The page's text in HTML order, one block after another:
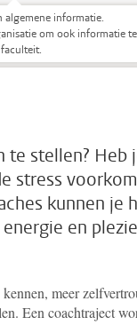
algemene informatie.
om ook informatie te
meer Onderwijs
Onderzoek
stellen? Heb
stress
kunnen je
en
meer
Een coachtraject